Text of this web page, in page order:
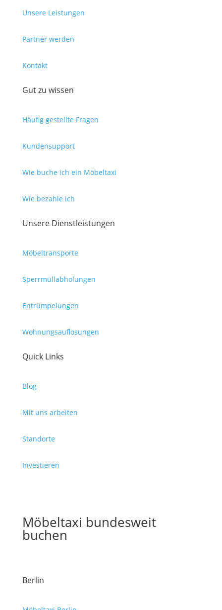
Unsere Leistungen
Partner werden
Kontakt
Gut zu wissen
Häufig gestellte Fragen
Kundensupport
Wie buche ich ein Möbeltaxi
Wie bezahle ich
Unsere Dienstleistungen
Möbeltransporte
Sperrmüllabholungen
Entrümpelungen
Wohnungsauflösungen
Quick Links
Blog
Mit uns arbeiten
Standorte
Investieren
Möbeltaxi bundesweit
buchen
Berlin